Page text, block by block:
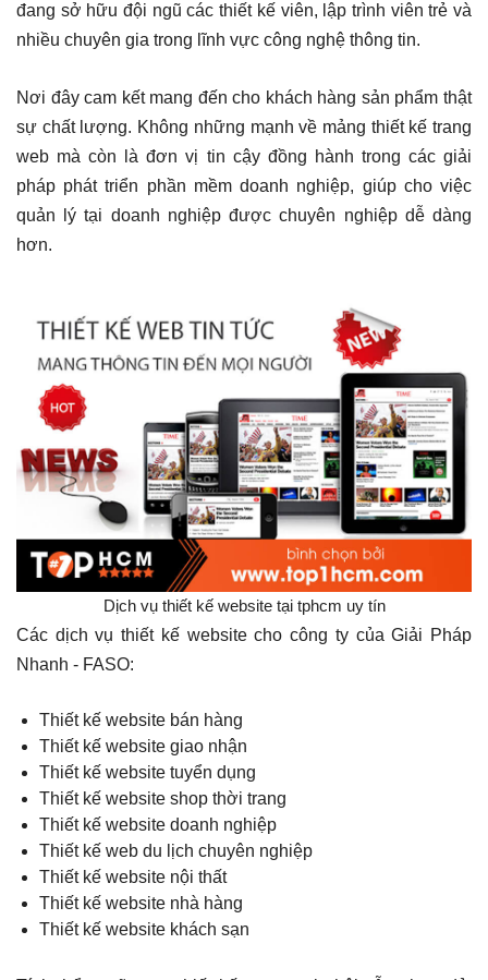
đang sở hữu đội ngũ các thiết kế viên, lập trình viên trẻ và
nhiều chuyên gia trong lĩnh vực công nghệ thông tin.
Nơi đây cam kết mang đến cho khách hàng sản phẩm thật
sự chất lượng. Không những mạnh về mảng thiết kế trang
web mà còn là đơn vị tin cậy đồng hành trong các giải
pháp phát triển phần mềm doanh nghiệp, giúp cho việc
quản lý tại doanh nghiệp được chuyên nghiệp dễ dàng
hơn.
Dịch vụ thiết kế website tại tphcm uy tín
Các dịch vụ thiết kế website cho công ty của Giải Pháp
Nhanh - FASO:
Thiết kế website bán hàng
Thiết kế website giao nhận
Thiết kế website tuyển dụng
Thiết kế website shop thời trang
Thiết kế website doanh nghiệp
Thiết kế web du lịch chuyên nghiệp
Thiết kế website nội thất
Thiết kế website nhà hàng
Thiết kế website khách sạn